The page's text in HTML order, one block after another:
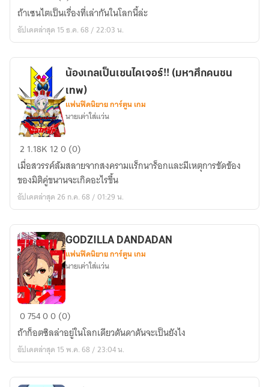
ACADEMIA
SUPER
SENTAI:SENTAI
SPIRITS!!
การก
ลับ
มา
ของ
กลุ่ม
ฮีโร่
ผู้
ถูก
ถ้าเซนไตเป็นเรื่องที่เล่ากันในโลกนี้ล่ะ
อัปเดตล่าสุด 15 ธ.ค. 68 / 22:03 น.
น้อง
เกล
เป็น
เซน
ไค
(มหา
ศึก​
คน
ชน
เทพ)​
น้องเกลเป็นเซนไคเจอร์!! (มหาศึก​คนชน
เทพ)​
แฟนฟิคนิยาย การ์ตูน เกม
นายเต่าใส่แว่น
2 1.18K 120 (0)
เมื่อสวรรค์​ล้มสลายจากสงคราม​แร็กนาร็อกและมีเหตุการขัดข้อง​
ของมิติคู่ขนานจะเกิดอะไรขึ้น
อัปเดตล่าสุด 26 ก.ค. 68 / 01:29 น.
GODZILLA
DANDADAN
GODZILLA DANDADAN
แฟนฟิคนิยาย การ์ตูน เกม
นายเต่าใส่แว่น
075400 (0)
ถ้าก็อตซิลล่าอยู่ในโลกเดียวดันดาดันจะเป็นยังไง
อัปเดตล่าสุด 15 พ.ค. 68 / 23:04 น.